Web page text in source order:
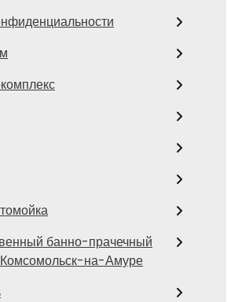
банно-прачечный
Комсомольск-на-Амуре